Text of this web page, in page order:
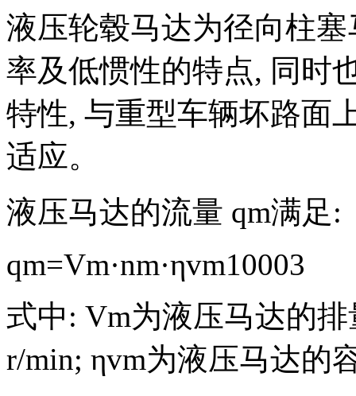
液压轮毂马达为径向柱
率及低惯性的特点, 同时
特性, 与重型车辆坏路面
适应。
液压马达的流量 qm满足:
qm=Vm·nm·ηvm10003
式中: Vm为液压马达的
r/min; ηvm为液压马达的